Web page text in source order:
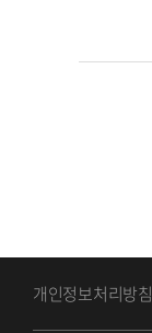
개인정보처리방침